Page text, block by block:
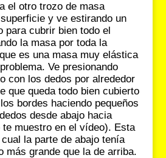
el otro trozo de masa
y ve estirando un
para cubrir bien todo el
la masa por toda la
es una masa muy elástica
Ve presionando
con los dedos por alrededor
que queda todo bien cubierto
bordes haciendo pequeños
desde abajo hacia
muestro en el vídeo). Esta
la parte de abajo tenía
más grande que la de arriba.